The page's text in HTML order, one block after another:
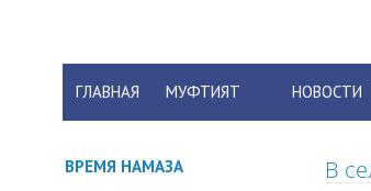
ГЛАВНАЯ МУФТИЯТ НОВОСТИ
В
ВРЕМЯ НАМАЗА